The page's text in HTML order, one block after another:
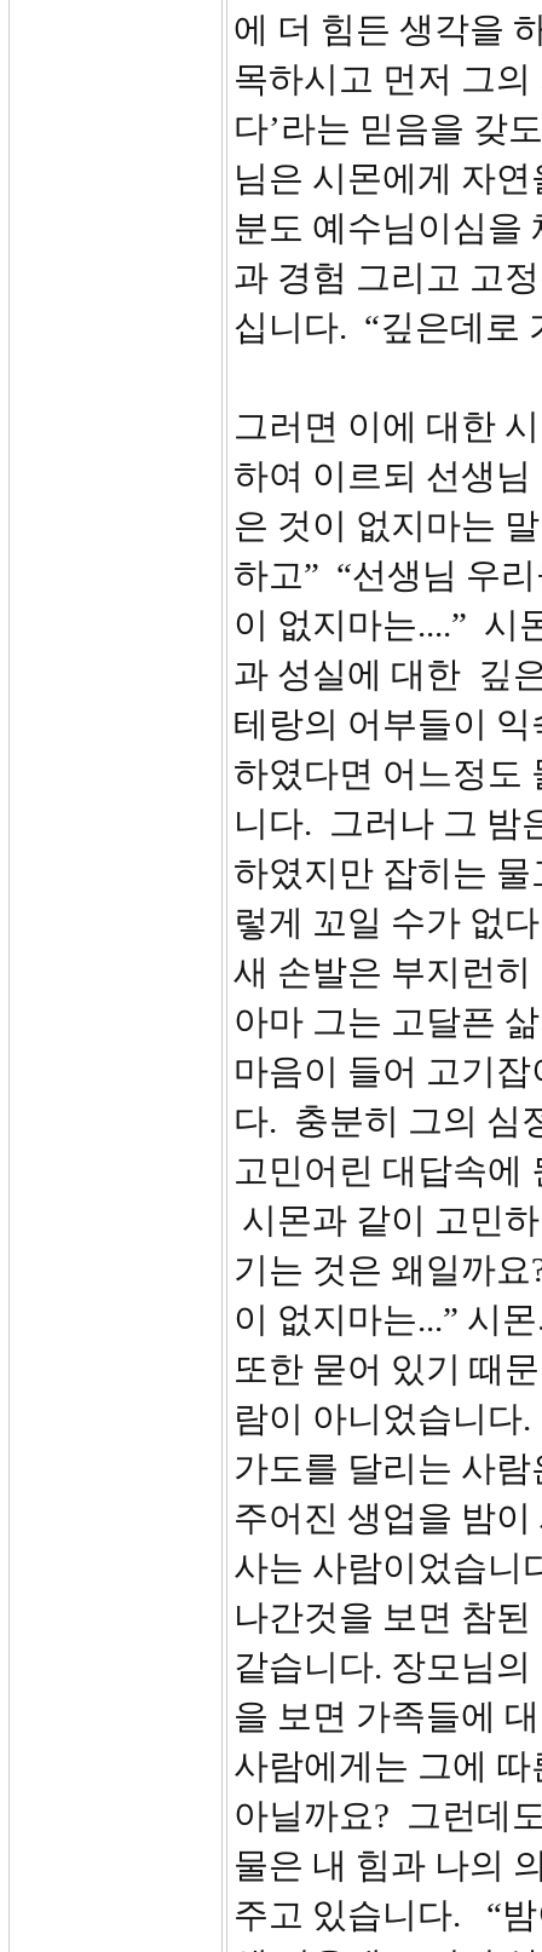
에 더 힘든 생각을
목하시고 먼저 그
다’라는 믿음을 갖
님은 시몬에게 자
분도 예수님이심을
과 경험 그리고 고
십니다. “깊은데로
그러면 이에 대한
하여 이르되 선생
은 것이 없지마는
하고” “선생님 우
이 없지마는....” 시
과 성실에 대한 깊
테랑의 어부들이
하였다면 어느정도
니다. 그러나 그 밤
하였지만 잡히는
렇게 꼬일 수가 없
새 손발은 부지런
아마 그는 고달픈
마음이 들어 고기
다. 충분히 그의 심
고민어린 대답속에
시몬과 같이 고민
기는 것은 왜일까
이 없지마는...” 시
또한 묻어 있기 때
람이 아니었습니다
가도를 달리는 사
주어진 생업을 밤
사는 사람이었습니
나간것을 보면 참
같습니다. 장모님
을 보면 가족들에
사람에게는 그에
아닐까요? 그런데
물은 내 힘과 나의
주고 있습니다. “